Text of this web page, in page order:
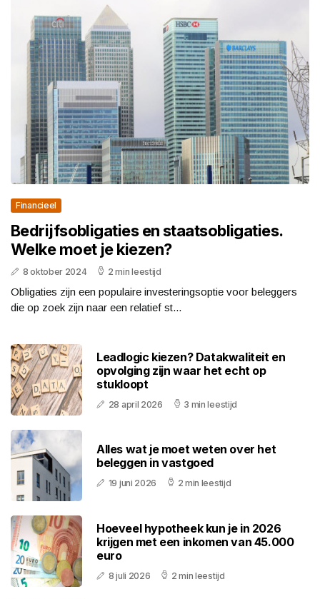
Financieel
Bedrijfsobligaties en staatsobligaties.
Welke moet je kiezen?
8 oktober 2024 2 min leestijd
Obligaties zijn een populaire investeringsoptie voor beleggers
die op zoek zijn naar een relatief st...
Leadlogic kiezen? Datakwaliteit en
opvolging zijn waar het echt op
stukloopt
28 april 2026 3 min leestijd
Alles wat je moet weten over het
beleggen in vastgoed
19 juni 2026 2 min leestijd
Hoeveel hypotheek kun je in 2026
krijgen met een inkomen van 45.000
euro
8 juli 2026 2 min leestijd